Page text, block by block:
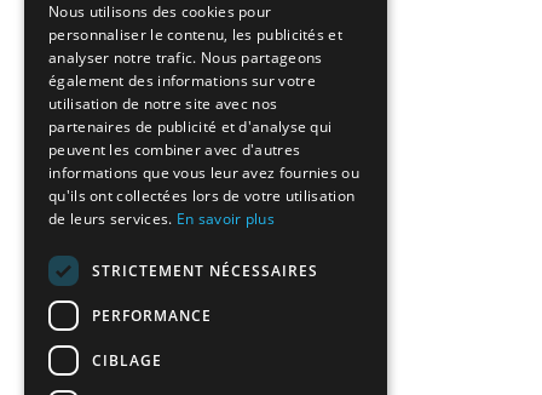
Nous utilisons des cookies pour
personnaliser le contenu, les publicités et
analyser notre trafic. Nous partageons
également des informations sur votre
utilisation de notre site avec nos
partenaires de publicité et d'analyse qui
peuvent les combiner avec d'autres
informations que vous leur avez fournies ou
qu'ils ont collectées lors de votre utilisation
de leurs services. En savoir plus
STRICTEMENT NÉCESSAIRES
PERFORMANCE
CIBLAGE